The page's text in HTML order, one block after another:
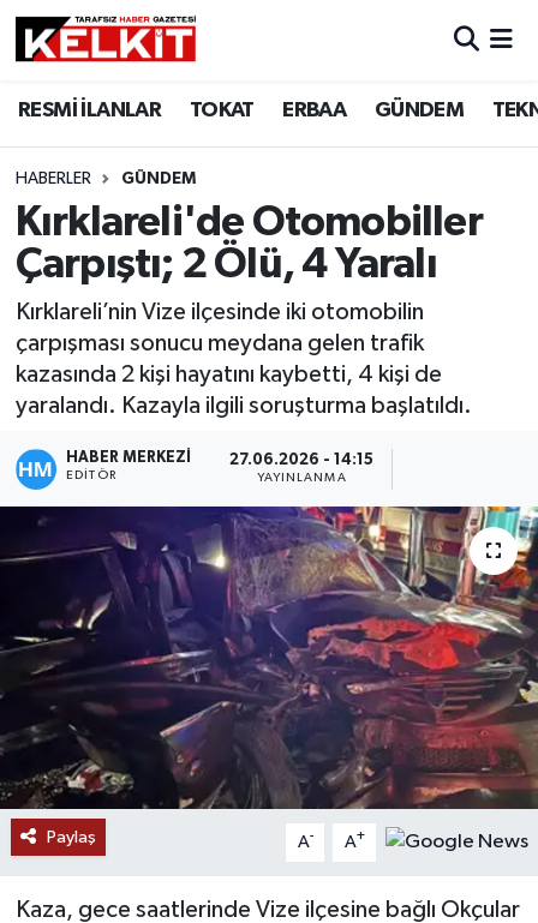
RESMİ İLANLAR TOKAT ERBAA GÜNDEM
HABERLER GÜNDEM
Kırklareli'de Otomobiller
Çarpıştı; 2 Ölü, 4 Yaralı
Kırklareli’nin Vize ilçesinde iki otomobilin
çarpışması sonucu meydana gelen trafik
kazasında 2 kişi hayatını kaybetti, 4 kişi de
yaralandı. Kazayla ilgili soruşturma başlatıldı.
HABER MERKEZİ
EDITÖR
27.06.2026 - 14:15
YAYINLANMA
Paylaş A- A+
Kaza, gece saatlerinde Vize ilçesine bağlı Okçular